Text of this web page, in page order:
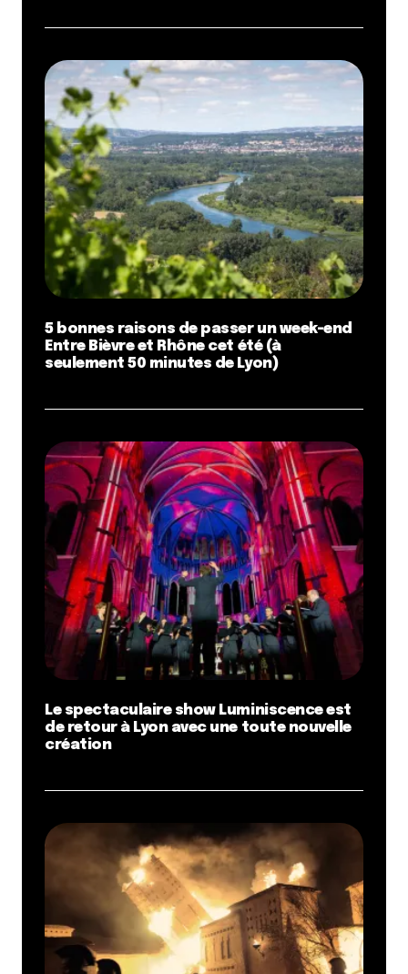
5 bonnes raisons de passer un week-end
Entre Bièvre et Rhône cet été (à
seulement 50 minutes de Lyon)
Le spectaculaire show Luminiscence est
de retour à Lyon avec une toute nouvelle
création